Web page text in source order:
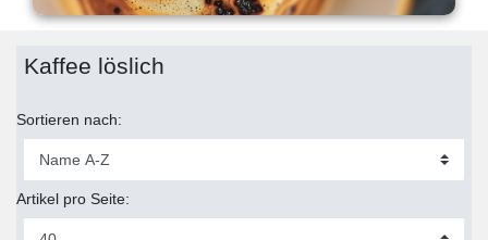
Kaffee löslich
Sortieren nach:
Artikel pro Seite: